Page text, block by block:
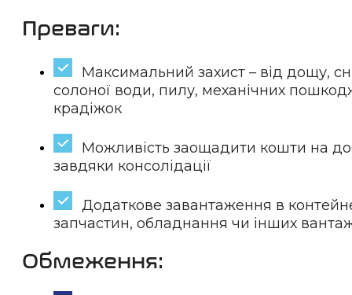
Преваги:
Максимальний захист – від дощу,
солоної води, пилу, механічних
крадіжок
Можливість заощадити кошти на
завдяки консолідації
Додаткове завантаження в
запчастин, обладнання чи інших
Обмеження: